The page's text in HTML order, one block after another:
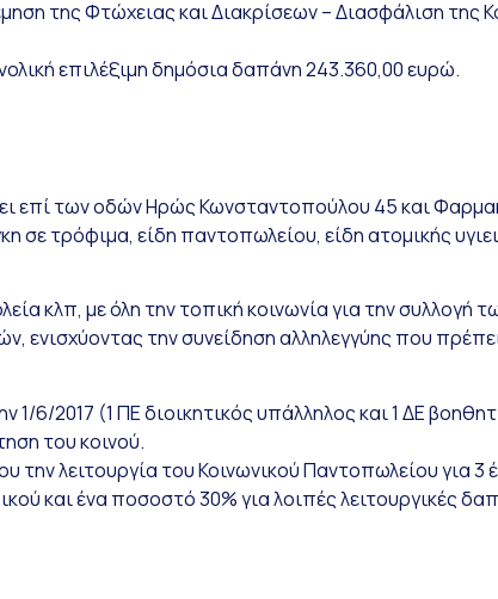
της Φτώχειας και Διακρίσεων – Διασφάλιση της
επιλέξιμη δημόσια δαπάνη 243.360,00 ευρώ.
των οδών Ηρώς Κωνσταντοπούλου 45 και
τρόφιμα, είδη παντοπωλείου, είδη ατομικής
κλπ, με όλη την τοπική κοινωνία για την
την συνείδηση αλληλεγγύης που
6/2017 (1 ΠΕ διοικητικός υπάλληλος και 1 ΔΕ
του κοινού.
λειτουργία του Κοινωνικού Παντοπωλείου για 3
και ένα ποσοστό 30% για λοιπές λειτουργικές